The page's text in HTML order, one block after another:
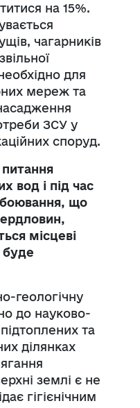
на 15%.
чагарників
для
мереж та
ЗСУ у
споруд.
вод і під час
що
місцеві
буде
геологічну
до науково-
та
ділянках
землі є не
гігієнічним